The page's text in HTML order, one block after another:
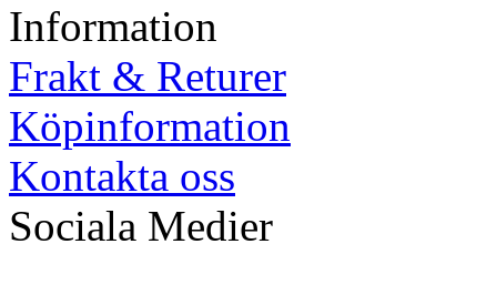
Information
Frakt & Returer
Köpinformation
Kontakta oss
Sociala Medier